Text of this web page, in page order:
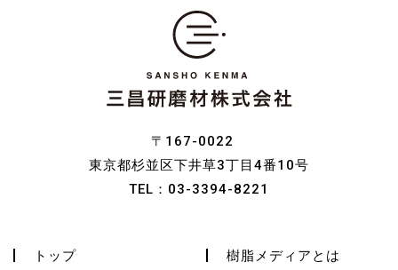
〒167-0022
東京都杉並区下井草3丁目4番10号
TEL： 03-3394-8221
トップ 樹脂メディアとは